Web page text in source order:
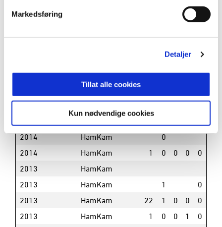
Markedsføring
Detaljer
Tillat alle cookies
Kun nødvendige cookies
2018
0
3 2 3
0
2017
Strømmen 2 5
0
Oppsal
2014
HamKam
0
2014
HamKam 1 0 0 0
0
2013
HamKam
2013
HamKam 1
0
2013
HamKam 22 1 0 0
0
2013
HamKam 1 0 0 1
0